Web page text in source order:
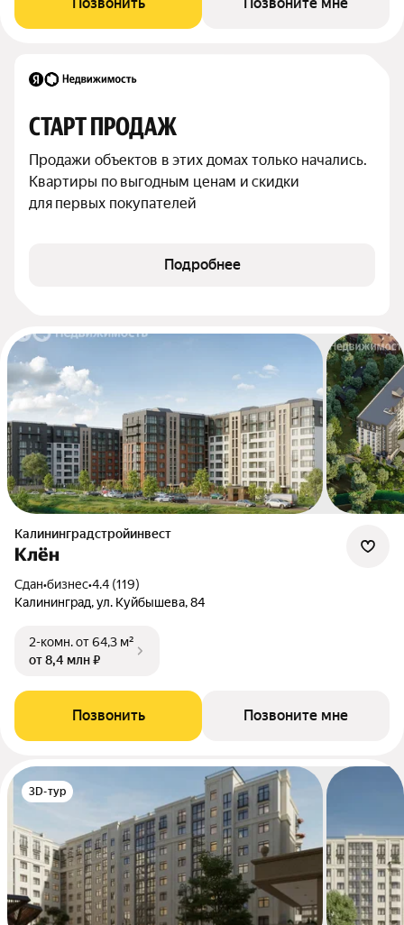
СТАРТ ПРОДАЖ
Продажи объектов в этих домах только начались.
Квартиры по выгодным ценам и скидки
для первых покупателей
Подробнее
Калининградстройинвест
Клён
Сдан•бизнес•4.4 (119)
Калининград, ул. Куйбышева, 84
2-комн.от 64,3 м²
от 8,4 млн ₽
Позвонить Позвоните мне
3D-тур